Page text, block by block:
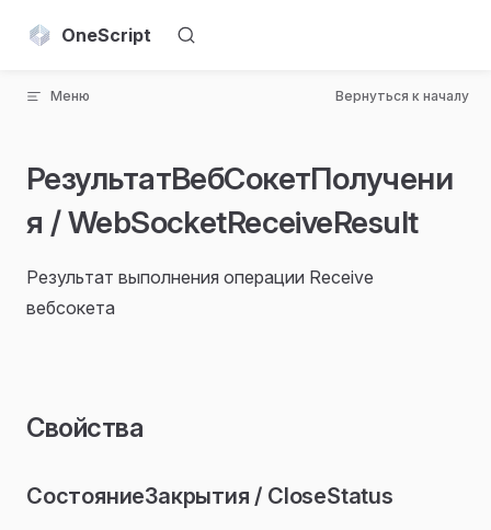
Skip to content
OneScript
Меню Вернуться к началу
РезультатВебСокетПолучени
я / WebSocketReceiveResult
Результат выполнения операции Receive
вебсокета
Свойства
СостояниеЗакрытия / CloseStatus